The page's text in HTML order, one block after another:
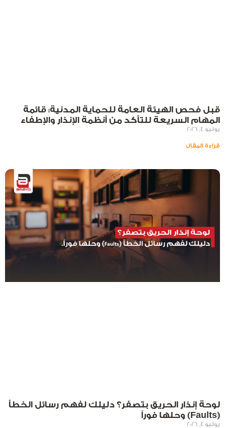
قبل فحص الهيئة العامة للحماية المدنية: قائمة
المهام السريعة للتأكد من أنظمة الإنذار والإطفاء
يوليو 4, 2026
قراءة المقال
لوحة إنذار الحريق بتصفر؟ دليلك لفهم رسائل الخطأ
(Faults) وحلها فوراً
يوليو 4, 2026